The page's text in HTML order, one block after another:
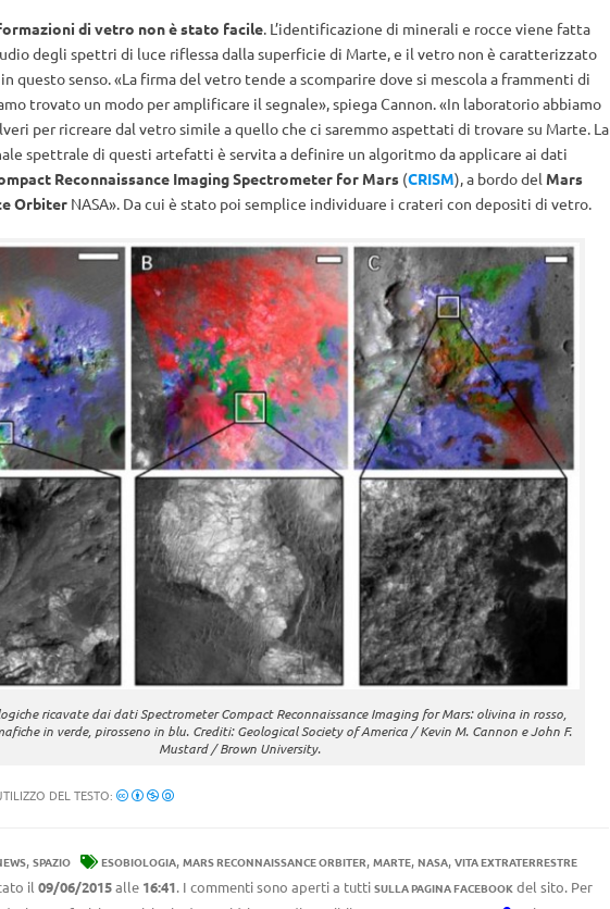
di vetro non è stato facile. L’identificazione di minerali e rocce viene fatta
degli spettri di luce riflessa dalla superficie di Marte, e il vetro non è caratterizzato
questo senso. «La firma del vetro tende a scomparire dove si mescola a frammenti di
trovato un modo per amplificare il segnale», spiega Cannon. «In laboratorio abbiamo
per ricreare dal vetro simile a quello che ci saremmo aspettati di trovare su Marte. La
spettrale di questi artefatti è servita a definire un algoritmo da applicare ai dati
Reconnaissance Imaging Spectrometer for Mars(CRISM), a bordo del Mars
OrbiterNASA». Da cui è stato poi semplice individuare i crateri con depositi di vetro.
ricavate dai dati Spectrometer Compact Reconnaissance Imaging for Mars: olivina in rosso,
in verde, pirosseno in blu. Crediti: Geological Society of America / Kevin M. Cannon e John F.
Mustard / Brown University.
DEL TESTO:
, SPAZIO ESOBIOLOGIA, MARS RECONNAISSANCE ORBITER, MARTE, NASA, VITA EXTRATERRESTRE
il 09/06/2015alle 16:41. I commenti sono aperti a tutti SULLA PAGINA FACEBOOKdel sito. Per